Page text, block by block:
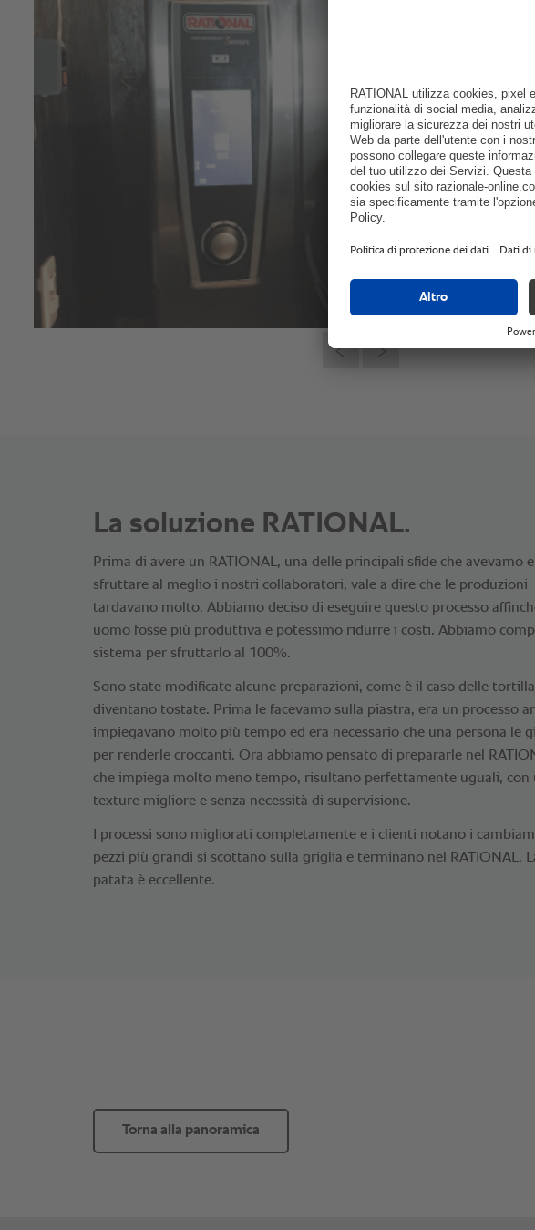
La soluzione RATIONAL.
Prima di avere un RATIONAL, una delle principali sfide che avevamo
sfruttare al meglio i nostri collaboratori, vale a dire che le produzioni
tardavano molto. Abbiamo deciso di eseguire questo processo
uomo fosse più produttiva e potessimo ridurre i costi. Abbiamo
sistema per sfruttarlo al 100%.
Sono state modificate alcune preparazioni, come è il caso delle
diventano tostate. Prima le facevamo sulla piastra, era un processo
impiegavano molto più tempo ed era necessario che una persona le
per renderle croccanti. Ora abbiamo pensato di prepararle nel
che impiega molto meno tempo, risultano perfettamente uguali, con
texture migliore e senza necessità di supervisione.
I processi sono migliorati completamente e i clienti notano i
pezzi più grandi si scottano sulla griglia e terminano nel RATIONAL.
patata è eccellente.
Torna alla panoramica